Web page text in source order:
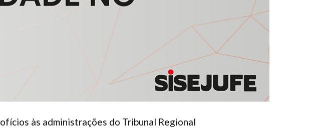
às administrações do Tribunal Regional